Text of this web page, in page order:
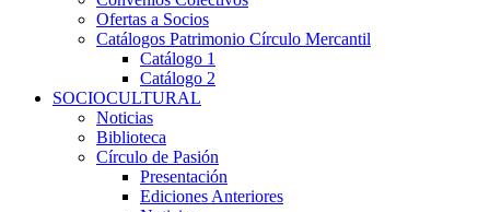
Ofertas a Socios
Catálogos Patrimonio Círculo Mercantil
Catálogo 1
Catálogo 2
SOCIOCULTURAL
Noticias
Biblioteca
Círculo de Pasión
Presentación
Ediciones Anteriores